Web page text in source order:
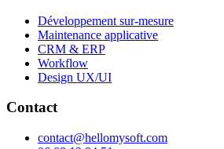
Développement sur-mesure
Maintenance applicative
CRM & ERP
Workflow
Design UX/UI
Contact
contact@hellomysoft.com